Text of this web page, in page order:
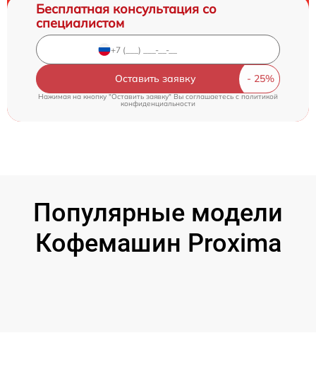
Бесплатная консультация со
специалистом
Оставить заявку
Нажимая на кнопку "Оставить заявку" Вы соглашаетесь cполитикой
конфиденциальности
Популярные модели
Кофемашин Proxima